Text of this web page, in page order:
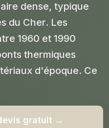
dense, typique
du Cher. Les
1960 et 1990
thermiques
d'époque. Ce
gratuit →